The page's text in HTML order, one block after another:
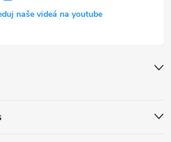
naše videá na youtube